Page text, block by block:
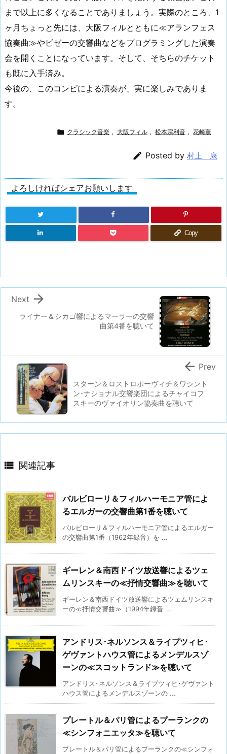
まで以上に多くなることでありましょう。実際のところ、1
ヶ月ちょっと先には、大阪フィルとともに≪アランフェス
協奏曲≫やビゼーの交響曲などをプログラミングした演奏
会を開くことになっています。そして、そちらのチケット
も既に入手済み。
今後の、このコンビによる演奏が、実に楽しみでありま
す。
 クラシック音楽 , 大阪フィル , 松本宗利音 , 花崎薫
 Posted by 村上 康
よろしければシェアお願いします
Copy
ライナー＆シカゴ響によるマーラーの交響
曲第4番を聴いて

Next
スターン＆ロストロポーヴィチ＆ワシント
ン･ナショナル交響楽団によるチャイコフ
スキーのヴァイオリン協奏曲を聴いて
 Prev
 関連記事
バルビローリ＆フィルハーモニア管によ
るエルガーの交響曲第1番を聴いて
バルビローリ＆フィルハーモニア管によるエルガー
の交響曲第1番（1962年録音）を ...
ギーレン＆南西ドイツ放送響によるツェ
ムリンスキーの≪抒情交響曲≫を聴いて
ギーレン＆南西ドイツ放送響によるツェムリンスキ
ーの≪抒情交響曲≫（1994年録音 ...
アンドリス･ネルソンス＆ライプツィヒ･
ゲヴァントハウス管によるメンデルスゾ
ーンの≪スコットランド≫を聴いて
アンドリス･ネルソンス＆ライプツィヒ･ゲヴァント
ハウス管によるメンデルスゾーンの ...
プレートル＆パリ管によるプーランクの
≪シンフォニエッタ≫を聴いて
プレートル＆パリ管によるプーランクの≪シンフォ